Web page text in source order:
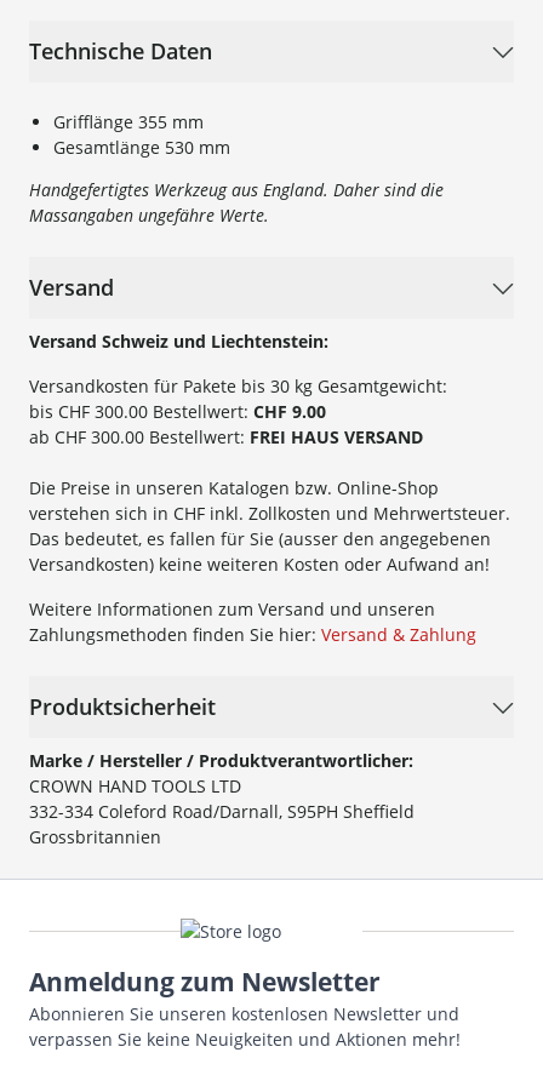
Technische Daten
Grifflänge 355 mm
Gesamtlänge 530 mm
Handgefertigtes Werkzeug aus England. Daher sind die
Massangaben ungefähre Werte.
Versand
Versand Schweiz und Liechtenstein:
Versandkosten für Pakete bis 30 kg Gesamtgewicht:
bis CHF 300.00 Bestellwert: CHF 9.00
ab CHF 300.00 Bestellwert: FREI HAUS VERSAND
Die Preise in unseren Katalogen bzw. Online-Shop
verstehen sich in CHF inkl. Zollkosten und Mehrwertsteuer.
Das bedeutet, es fallen für Sie (ausser den angegebenen
Versandkosten) keine weiteren Kosten oder Aufwand an!
Weitere Informationen zum Versand und unseren
Zahlungsmethoden finden Sie hier: Versand & Zahlung
Produktsicherheit
Marke / Hersteller / Produktverantwortlicher:
CROWN HAND TOOLS LTD
332-334 Coleford Road/Darnall, S95PH Sheffield
Grossbritannien
Anmeldung zum Newsletter
Abonnieren Sie unseren kostenlosen Newsletter und
verpassen Sie keine Neuigkeiten und Aktionen mehr!